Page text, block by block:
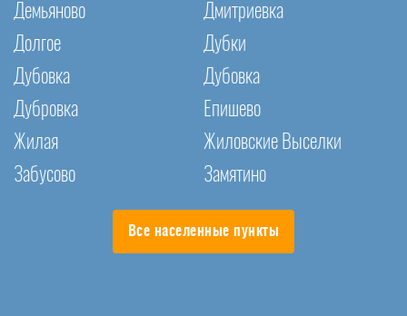
Демьяново
Дмитриевка
Долгое
Дубки
Дубовка
Дубовка
Дубровка
Епишево
Жилая
Жиловские Выселки
Забусово
Замятино
Все населенные пункты